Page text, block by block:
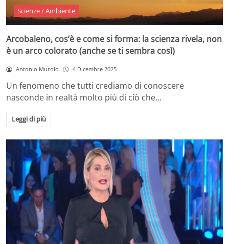
Scienze / Ambiente
Arcobaleno, cos’è e come si forma: la scienza rivela, non
è un arco colorato (anche se ti sembra così)
Antonio Murolo 4 Dicembre 2025
Un fenomeno che tutti crediamo di conoscere
nasconde in realtà molto più di ciò che…
Leggi di più